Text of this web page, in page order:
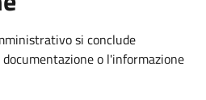
si conclude
o l'informazione